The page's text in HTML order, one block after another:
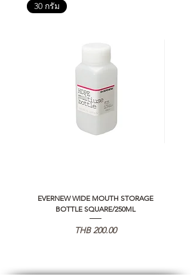
30 กรัม
EVERNEW WIDE MOUTH STORAGE
BOTTLE SQUARE/250ML
価格
THB 200.00